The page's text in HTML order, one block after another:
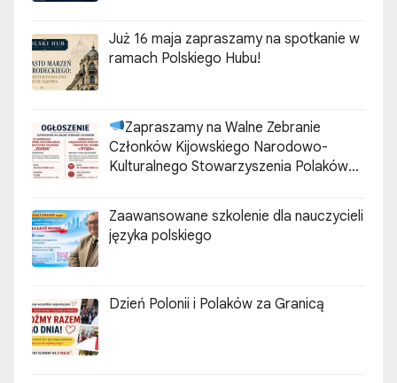
Już 16 maja zapraszamy na spotkanie w
ramach Polskiego Hubu!
Zapraszamy na Walne Zebranie
Członków Kijowskiego Narodowo-
Kulturalnego Stowarzyszenia Polaków
Zaawansowane szkolenie dla nauczycieli
języka polskiego
Dzień Polonii i Polaków za Granicą